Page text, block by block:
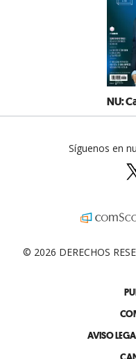
NU:
AVISO
Síguenos en
© 2026 DERECHOS